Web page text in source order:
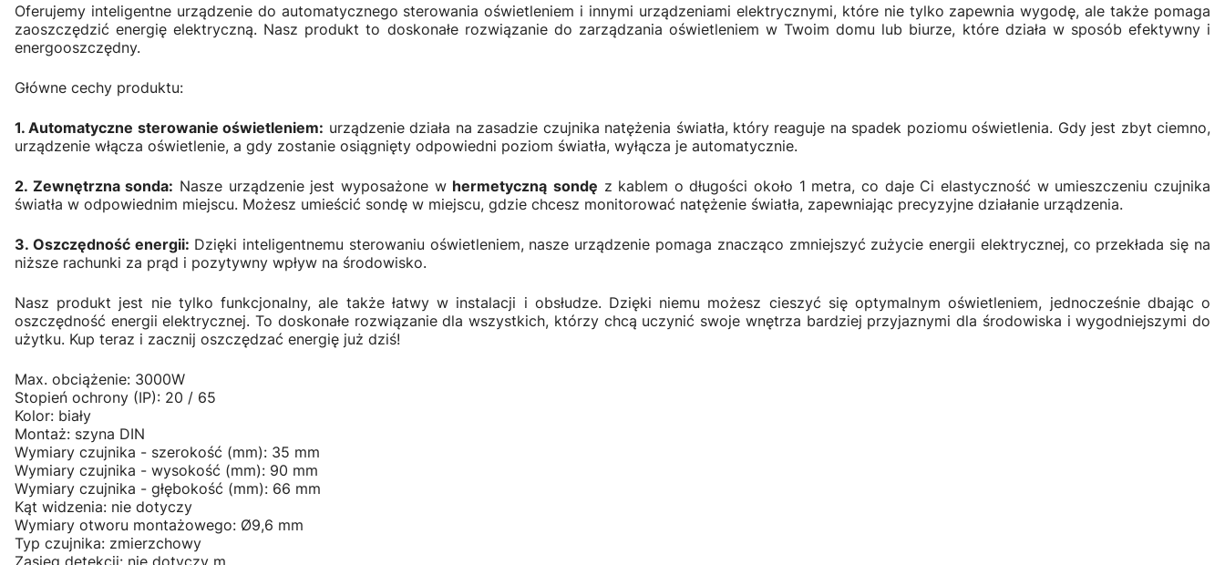
Oferujemy inteligentne urządzenie do automatycznego sterowania oświetleniem i innymi urządzeniami elektrycznymi, które nie tylko zapewnia wygodę, ale także pomaga
zaoszczędzić energię elektryczną. Nasz produkt to doskonałe rozwiązanie do zarządzania oświetleniem w Twoim domu lub biurze, które działa w sposób efektywny i
energooszczędny.
Główne cechy produktu:
1. Automatyczne sterowanie oświetleniem: urządzenie działa na zasadzie czujnika natężenia światła, który reaguje na spadek poziomu oświetlenia. Gdy jest zbyt ciemno,
urządzenie włącza oświetlenie, a gdy zostanie osiągnięty odpowiedni poziom światła, wyłącza je automatycznie.
2. Zewnętrzna sonda: Nasze urządzenie jest wyposażone w hermetyczną sondę z kablem o długości około 1 metra, co daje Ci elastyczność w umieszczeniu czujnika
światła w odpowiednim miejscu. Możesz umieścić sondę w miejscu, gdzie chcesz monitorować natężenie światła, zapewniając precyzyjne działanie urządzenia.
3. Oszczędność energii: Dzięki inteligentnemu sterowaniu oświetleniem, nasze urządzenie pomaga znacząco zmniejszyć zużycie energii elektrycznej, co przekłada się na
niższe rachunki za prąd i pozytywny wpływ na środowisko.
Nasz produkt jest nie tylko funkcjonalny, ale także łatwy w instalacji i obsłudze. Dzięki niemu możesz cieszyć się optymalnym oświetleniem, jednocześnie dbając o
oszczędność energii elektrycznej. To doskonałe rozwiązanie dla wszystkich, którzy chcą uczynić swoje wnętrza bardziej przyjaznymi dla środowiska i wygodniejszymi do
użytku. Kup teraz i zacznij oszczędzać energię już dziś!
Max. obciążenie: 3000W
Stopień ochrony (IP): 20 / 65
Kolor: biały
Montaż: szyna DIN
Wymiary czujnika - szerokość (mm): 35 mm
Wymiary czujnika - wysokość (mm): 90 mm
Wymiary czujnika - głębokość (mm): 66 mm
Kąt widzenia: nie dotyczy
Wymiary otworu montażowego: Ø9,6 mm
Typ czujnika: zmierzchowy
Zasięg detekcji: nie dotyczy m